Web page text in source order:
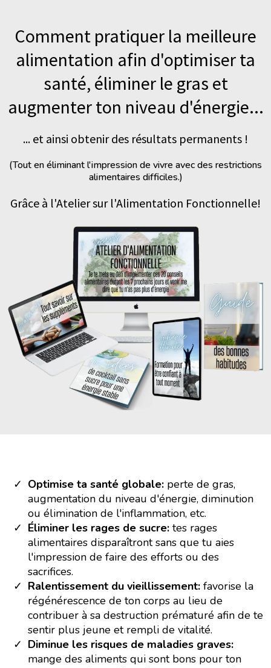
Comment pratiquer la meilleure
alimentation afin d'optimiser ta
santé, éliminer le gras et
augmenter ton niveau d'énergie...
... et ainsi obtenir des résultats permanents !
(Tout en éliminant l'impression de vivre avec des restrictions
alimentaires difficiles.)
Grâce à l'Atelier sur l'Alimentation Fonctionnelle!
Optimise ta santé globale: perte de gras,
augmentation du niveau d'énergie, diminution
ou élimination de l'inflammation, etc.
Éliminer les rages de sucre: tes rages
alimentaires disparaîtront sans que tu aies
l'impression de faire des efforts ou des
sacrifices.
Ralentissement du vieillissement: favorise la
régénérescence de ton corps au lieu de
contribuer à sa destruction prématuré afin de te
sentir plus jeune et rempli de vitalité.
Diminue les risques de maladies graves:
mange des aliments qui sont bons pour ton